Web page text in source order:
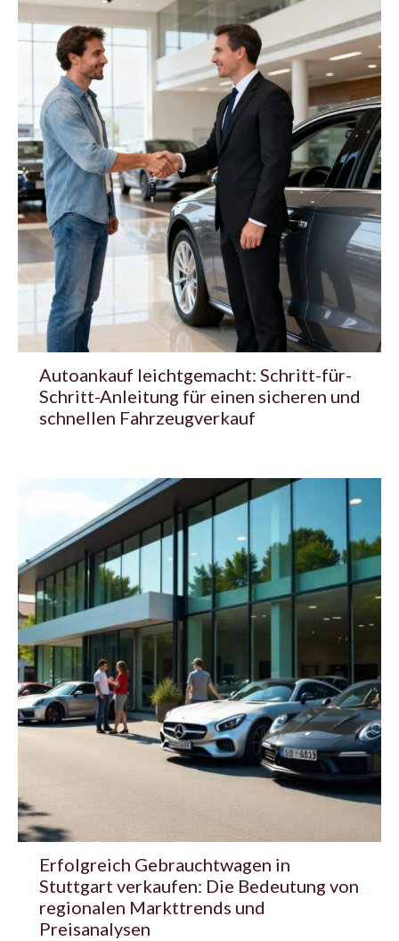
Autoankauf leichtgemacht: Schritt-für-
Schritt-Anleitung für einen sicheren und
schnellen Fahrzeugverkauf
Erfolgreich Gebrauchtwagen in
Stuttgart verkaufen: Die Bedeutung von
regionalen Markttrends und
Preisanalysen